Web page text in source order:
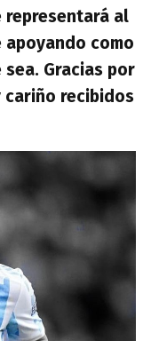
representará al
apoyando como
Gracias por
recibidos